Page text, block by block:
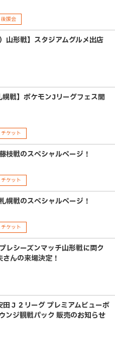
後援会
山形戦】スタジアムグルメ出店
幌戦】ポケモンJリーグフェス開
チケット
枝戦のスペシャルページ！
チケット
幌戦のスペシャルページ！
チケット
レシーズンマッチ山形戦に両ク
んの来場決定！
Ｊ２リーグ プレミアムビューボ
ンジ観戦パック 販売のお知らせ